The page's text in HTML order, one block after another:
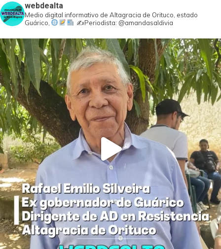
webdealta
Medio digital informativo de Altagracia de Orituco, estado
Guárico,
✍️Periodista: @amandasaldivia